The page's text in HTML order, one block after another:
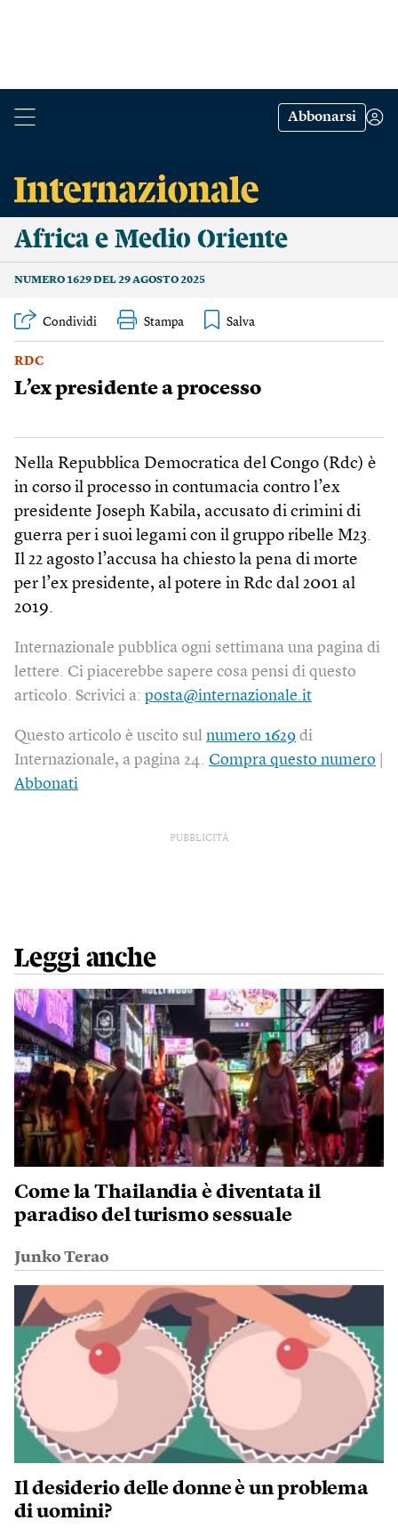
Abbonarsi
Africa e Medio Oriente
NUMERO 1629 DEL 29 AGOSTO 2025
Condividi Stampa
RDC
L’ex presidente a processo
Nella Repubblica Democratica del Congo (Rdc) è
in corso il processo in contumacia contro l’ex
presidente Joseph Kabila, accusato di crimini di
guerra per i suoi legami con il gruppo ribelle M23.
Il 22 agosto l’accusa ha chiesto la pena di morte
per l’ex presidente, al potere in Rdc dal 2001 al
2019.
Internazionale pubblica ogni settimana una pagina di
lettere. Ci piacerebbe sapere cosa pensi di questo
articolo. Scrivici a: posta@internazionale.it
Questo articolo è uscito sul numero 1629 di
Internazionale, a pagina 24. Compra questo numero
Abbonati
PUBBLICITÀ
Leggi anche
Come la Thailandia è diventata il
paradiso del turismo sessuale
Junko Terao
Il desiderio delle donne è un problema
di uomini?